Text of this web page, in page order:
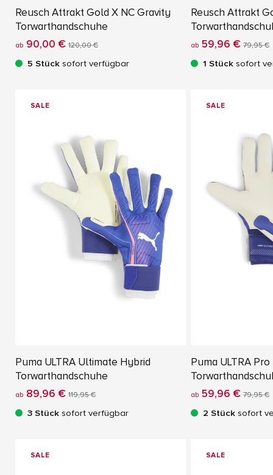
Reusch Attrakt Gold X NC Gravity
Torwarthandschuhe
ab 90,00 € 120,00 €
5 Stück sofort verfügbar
Reusch Attrakt
ab 59,96 € 79,95 €
1 Stück sofort
SALE
Puma ULTRA Ultimate Hybrid
Torwarthandschuhe
ab 89,96 € 119,95 €
3 Stück sofort verfügbar
SALE
Puma ULTRA
ab 59,96 € 79,95 €
2 Stück sofort
SALE SALE